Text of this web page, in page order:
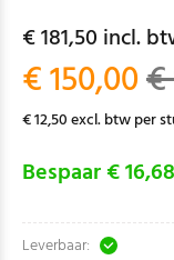
€ 181,50 incl.
€ 150,00€
€ 12,50 excl. btw per
Bespaar €
Leverbaar: